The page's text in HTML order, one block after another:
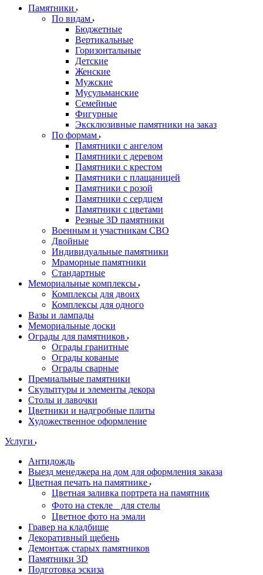
Памятники
По видам
Бюджетные
Вертикальные
Горизонтальные
Детские
Женские
Мужские
Мусульманские
Семейные
Фигурные
Эксклюзивные памятники на заказ
По формам
Памятники с ангелом
Памятники с деревом
Памятники с крестом
Памятники с плащаницей
Памятники с розой
Памятники с сердцем
Памятники с цветами
Резные 3D памятники
Военным и участникам СВО
Двойные
Индивидуальные памятники
Мраморные памятники
Стандартные
Мемориальные комплексы
Комплексы для двоих
Комплексы для одного
Вазы и лампады
Мемориальные доски
Ограды для памятников
Ограды гранитные
Ограды кованые
Ограды сварные
Премиальные памятники
Скульптуры и элементы декора
Столы и лавочки
Цветники и надгробные плиты
Художественное оформление
Услуги
Антидождь
Выезд менеджера на дом для оформления заказа
Цветная печать на памятнике
Цветная заливка портрета на памятник
Фото на стекле для стелы
Цветное фото на эмали
Гравер на кладбище
Декоративный щебень
Демонтаж старых памятников
Памятники 3D
Подготовка эскиза